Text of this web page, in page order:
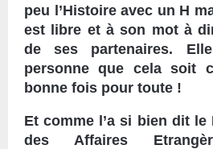
peu l’Histoire avec un H
est libre et à son mot à
de ses partenaires.
personne que cela soit
bonne fois pour toute !
Et comme l’a si bien dit
des Affaires